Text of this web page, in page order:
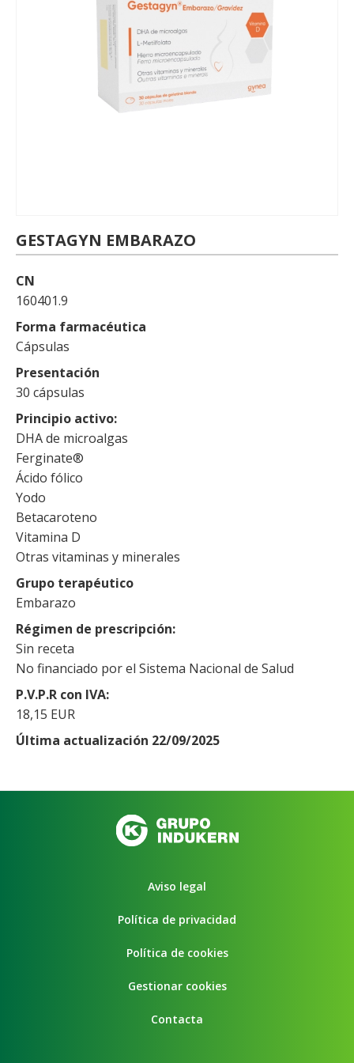
GESTAGYN EMBARAZO
CN
160401.9
Forma farmacéutica
Cápsulas
Presentación
30 cápsulas
Principio activo
DHA de microalgas
Ferginate®
Ácido fólico
Yodo
Betacaroteno
Vitamina D
Otras vitaminas y minerales
Grupo terapéutico
Embarazo
Régimen de prescripción
Sin receta
No financiado por el Sistema Nacional de Salud
P.V.P.R con IVA
18,15 EUR
Última actualización 22/09/2025
Aviso legal
Política de privacidad
Política de cookies
Gestionar cookies
Contacta